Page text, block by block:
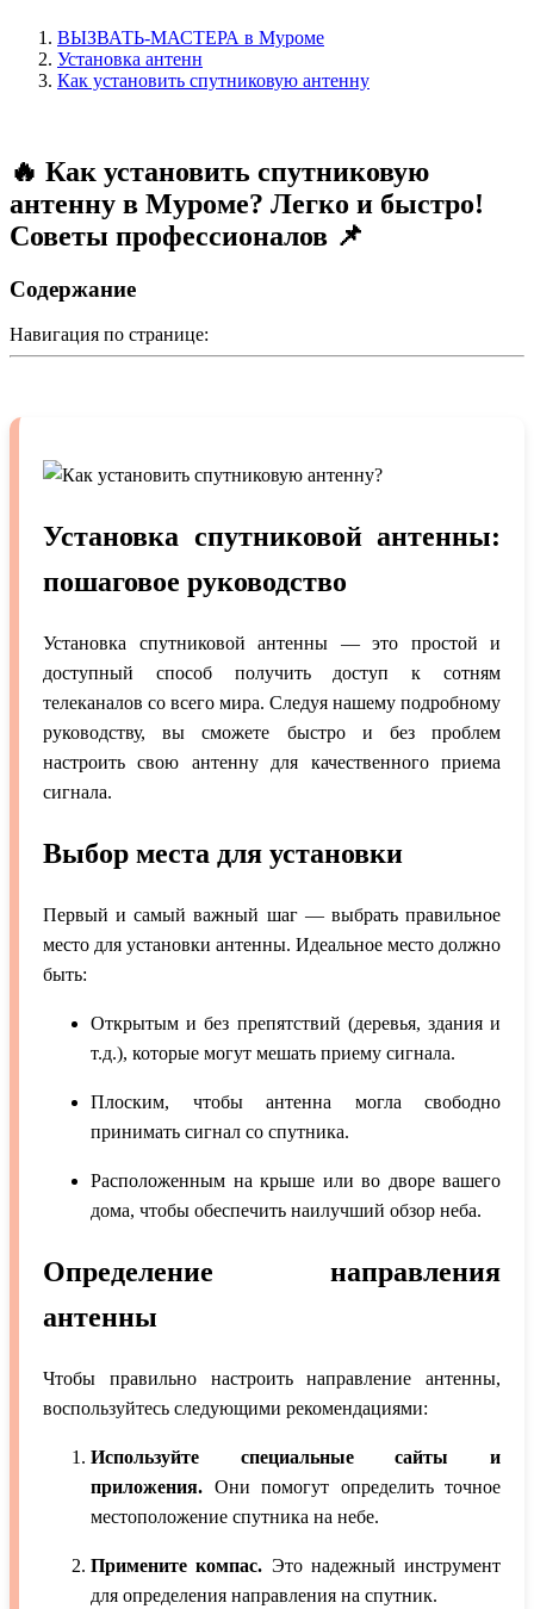
ВЫЗВАТЬ-МАСТЕРА в Муроме
Установка антенн
Как установить спутниковую антенну
🔥 Как установить спутниковую
антенну в Муроме? Легко и быстро!
Советы профессионалов 📌
Содержание
Навигация по странице:
Установка спутниковой антенны:
пошаговое руководство
Установка спутниковой антенны — это простой и
доступный способ получить доступ к сотням
телеканалов со всего мира. Следуя нашему подробному
руководству, вы сможете быстро и без проблем
настроить свою антенну для качественного приема
сигнала.
Выбор места для установки
Первый и самый важный шаг — выбрать правильное
место для установки антенны. Идеальное место должно
быть:
Открытым и без препятствий (деревья, здания и
т.д.), которые могут мешать приему сигнала.
Плоским, чтобы антенна могла свободно
принимать сигнал со спутника.
Расположенным на крыше или во дворе вашего
дома, чтобы обеспечить наилучший обзор неба.
Определение направления
антенны
Чтобы правильно настроить направление антенны,
воспользуйтесь следующими рекомендациями:
Используйте специальные сайты и
приложения. Они помогут определить точное
местоположение спутника на небе.
Примените компас. Это надежный инструмент
для определения направления на спутник.